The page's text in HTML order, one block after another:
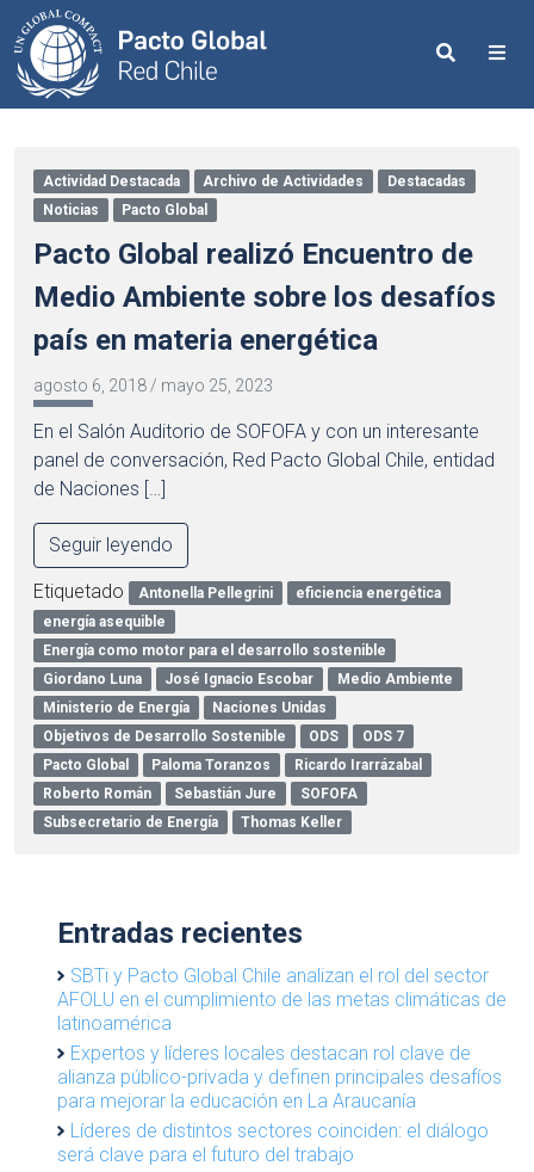
Search
Actividad Destacada Archivo de Actividades
Destacadas
Noticias
Pacto Global
Pacto Global realizó Encuentro de
Medio Ambiente sobre los desafíos
país en materia energética
agosto 6, 2018 / mayo 25, 2023
En el Salón Auditorio de SOFOFA y con un interesante
panel de conversación, Red Pacto Global Chile, entidad
de Naciones […]
Seguir leyendo
Etiquetado Antonella Pellegrini
eficiencia energética
energía asequible
Energía como motor para el desarrollo sostenible
Giordano Luna
José Ignacio Escobar
Medio Ambiente
Ministerio de Energía
Naciones Unidas
Objetivos de Desarrollo Sostenible
ODS
ODS 7
Pacto Global
Paloma Toranzos
Ricardo Irarrázabal
Roberto Román
Sebastián Jure
SOFOFA
Subsecretario de Energía
Thomas Keller
Entradas recientes
SBTi y Pacto Global Chile analizan el rol del sector
AFOLU en el cumplimiento de las metas climáticas de
latinoamérica
Expertos y líderes locales destacan rol clave de
alianza público-privada y definen principales desafíos
para mejorar la educación en La Araucanía
Líderes de distintos sectores coinciden: el diálogo
será clave para el futuro del trabajo